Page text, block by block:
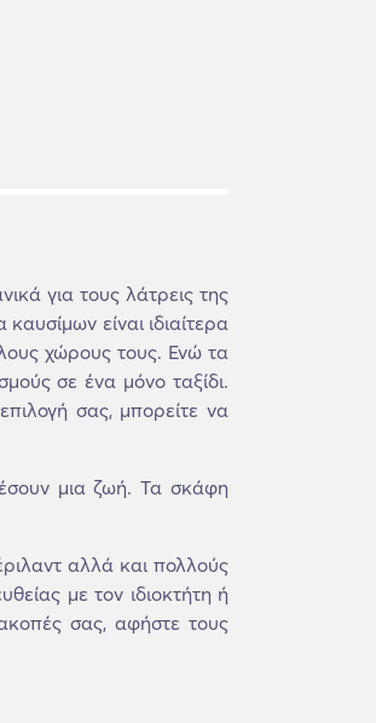
για τους λάτρεις της
είναι ιδιαίτερα
χώρους τους. Ενώ τα
σε ένα μόνο ταξίδι.
σας, μπορείτε να
μια ζωή. Τα σκάφη
αλλά και πολλούς
με τον ιδιοκτήτη ή
σας, αφήστε τους